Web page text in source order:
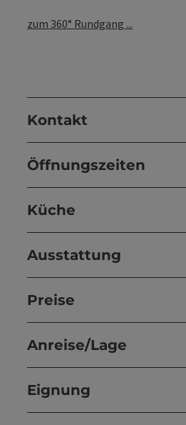
zum 360° Rundgang ...
Kontakt
Öffnungszeiten
Küche
Ausstattung
Preise
Anreise/Lage
Eignung